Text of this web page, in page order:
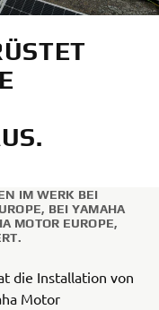
IM WERK BEI
BEI YAMAHA
MOTOR EUROPE,
die Installation von
Motor